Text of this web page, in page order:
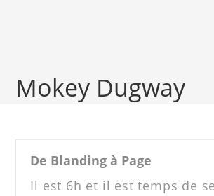
Mokey Dugway
De Blanding à Page
Il est 6h et il est temps de